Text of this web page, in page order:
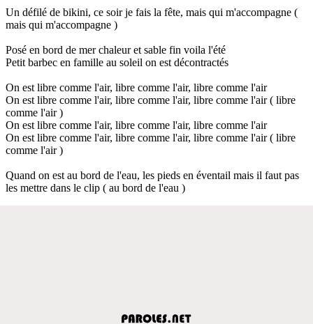
Un défilé de bikini, ce soir je fais la fête, mais qui m'accompagne (
mais qui m'accompagne )
Posé en bord de mer chaleur et sable fin voila l'été
Petit barbec en famille au soleil on est décontractés
On est libre comme l'air, libre comme l'air, libre comme l'air
On est libre comme l'air, libre comme l'air, libre comme l'air ( libre
comme l'air )
On est libre comme l'air, libre comme l'air, libre comme l'air
On est libre comme l'air, libre comme l'air, libre comme l'air ( libre
comme l'air )
Quand on est au bord de l'eau, les pieds en éventail mais il faut pas
les mettre dans le clip ( au bord de l'eau )